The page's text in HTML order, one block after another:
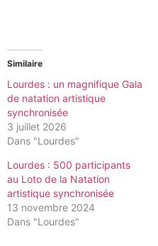
Similaire
Lourdes : un magnifique Gala
de natation artistique
synchronisée
3 juillet 2026
Dans "Lourdes"
Lourdes : 500 participants
au Loto de la Natation
artistique synchronisée
13 novembre 2024
Dans "Lourdes"